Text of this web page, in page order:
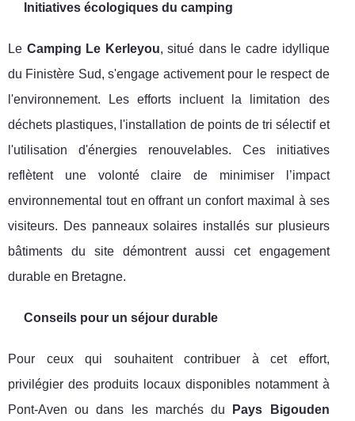
Initiatives écologiques du camping
Le Camping Le Kerleyou, situé dans le cadre idyllique
du Finistère Sud, s'engage activement pour le respect de
l'environnement. Les efforts incluent la limitation des
déchets plastiques, l'installation de points de tri sélectif et
l'utilisation d'énergies renouvelables. Ces initiatives
reflètent une volonté claire de minimiser l’impact
environnemental tout en offrant un confort maximal à ses
visiteurs. Des panneaux solaires installés sur plusieurs
bâtiments du site démontrent aussi cet engagement
durable en Bretagne.
Conseils pour un séjour durable
Pour ceux qui souhaitent contribuer à cet effort,
privilégier des produits locaux disponibles notamment à
Pont-Aven ou dans les marchés du
Pays Bigouden